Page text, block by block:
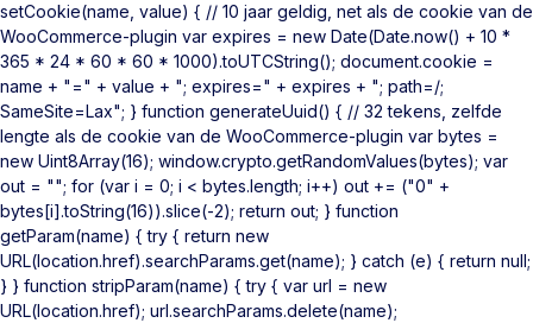
setCookie(name, value) { // 10 jaar geldig, net als de cookie van de
WooCommerce-plugin var expires = new Date(Date.now() + 10 *
365 * 24 * 60 * 60 * 1000).toUTCString(); document.cookie =
name + "=" + value + "; expires=" + expires + "; path=/;
SameSite=Lax"; } function generateUuid() { // 32 tekens, zelfde
lengte als de cookie van de WooCommerce-plugin var bytes =
new Uint8Array(16); window.crypto.getRandomValues(bytes); var
out = ""; for (var i = 0; i < bytes.length; i++) out += ("0" +
bytes[i].toString(16)).slice(-2); return out; } function
getParam(name) { try { return new
URL(location.href).searchParams.get(name); } catch (e) { return null;
} } function stripParam(name) { try { var url = new
URL(location.href); url.searchParams.delete(name);